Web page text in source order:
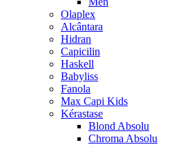
Olaplex
Alcântara
Hidran
Capicilin
Haskell
Babyliss
Fanola
Max Capi Kids
Kérastase
Blond Absolu
Chroma Absolu